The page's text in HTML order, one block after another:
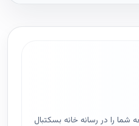
شما را در رسانه خانه بسکتبال